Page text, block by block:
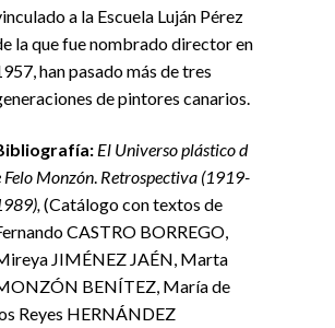
a la Escuela Luján Pérez
la que fue nombrado director en
han pasado más de tres
de pintores canarios.
ibliografía: El Universoplásticod
Felo Monzón Retrospectiva (1919-
(Catálogo con textos de
CASTRO BORREGO,
JIMÉNEZ JAÉN, Marta
BENÍTEZ, María de
Reyes HERNÁNDEZ